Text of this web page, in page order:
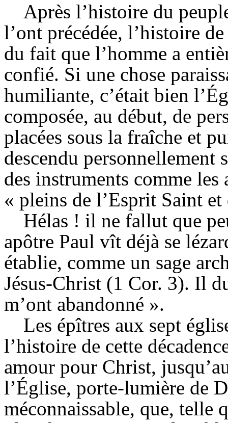
Après l’histoire du
l’ont précédée, l’histoire de
du fait que l’homme a
confié. Si une chose
humiliante, c’était bien l’
composée, au début, de
placées sous la fraîche et
descendu personnellement
des instruments comme les
« pleins de l’Esprit Saint
Hélas ! il ne fallut que
apôtre Paul vît déjà se
établie, comme un sage
Jésus-Christ (1 Cor. 3). Il
m’ont abandonné ».
Les épîtres aux sept
l’histoire de cette
amour pour Christ,
l’Église, porte-lumière de
méconnaissable, que, telle